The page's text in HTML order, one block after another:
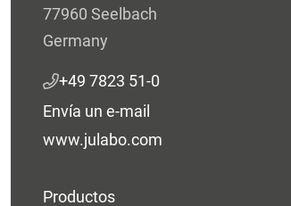
77960 Seelbach
Germany
+49 7823 51-0
Envía un e-mail
www.julabo.com
Productos